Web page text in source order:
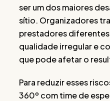
ser um dos maiores
sítio. Organizadores
prestadores
qualidade irregular e
que pode afetar o
Para reduzir esses
360º com time de